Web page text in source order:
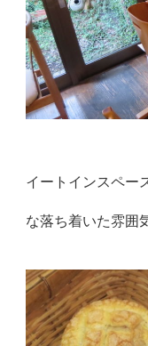
イートインスペー
な落ち着いた雰囲